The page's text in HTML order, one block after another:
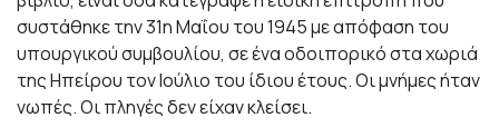
συστάθηκε την 31η Μαΐου του 1945 με απόφαση του
υπουργικού συμβουλίου, σε ένα οδοιπορικό στα χωριά
της Ηπείρου τον Ιούλιο του ίδιου έτους. Οι μνήμες ήταν
νωπές. Οι πληγές δεν είχαν κλείσει.